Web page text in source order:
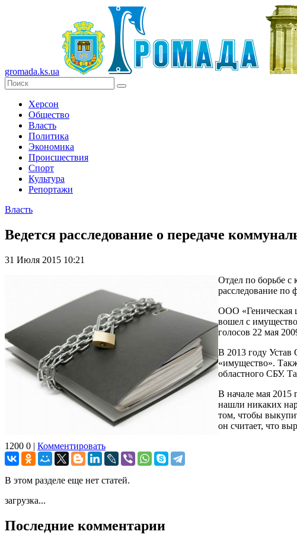
gromada.ks.ua
Херсон
Общество
Власть
Политика
Экономика
Происшествия
Спорт
Культура
Репортажи
Власть
Ведется расследование о передаче
31 Июля 2015 10:21
Отдел по борьбе с
расследование по
ООО «Геническая
вошел с
голосов 22 мая
В 2013 году Устав
«имущество».
областного СБУ.
В начале мая 2015
нашли никаких
том, чтобы
он считает, что
1200 0 | Комментировать
В этом разделе еще нет статей.
загрузка...
Последние комментарии